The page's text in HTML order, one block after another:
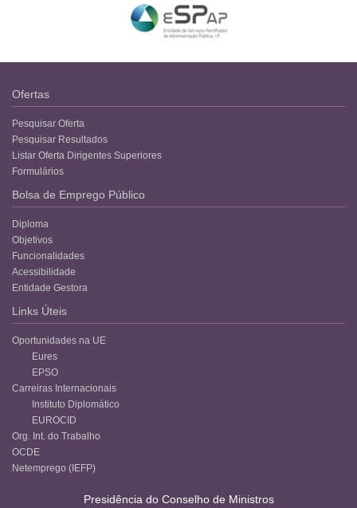
Ofertas
Pesquisar Oferta
Pesquisar Resultados
Listar Oferta Dirigentes Superiores
Formulários
Bolsa de Emprego Público
Diploma
Objetivos
Funcionalidades
Acessibilidade
Entidade Gestora
Links Úteis
Oportunidades na UE
Eures
EPSO
Carreiras Internacionais
Instituto Diplomático
EUROCID
Org. Int. do Trabalho
OCDE
Netemprego (IEFP)
Presidência do Conselho de Ministros